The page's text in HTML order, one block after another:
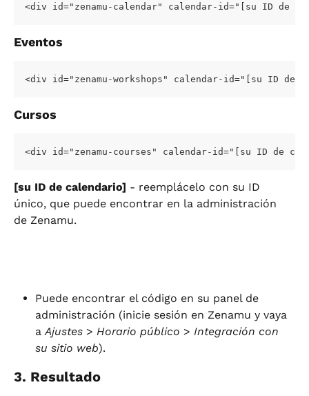
<div id="zenamu-calendar" calendar-id="[su ID de
Eventos
<div id="zenamu-workshops" calendar-id="[su ID de
Cursos
<div id="zenamu-courses" calendar-id="[su ID de
[su ID de calendario] - reemplácelo con su ID
único, que puede encontrar en la administración
de Zenamu.
Puede encontrar el código en su panel de
administración (inicie sesión en Zenamu y vaya
a Ajustes > Horario público > Integración con
su sitio web).
3. Resultado